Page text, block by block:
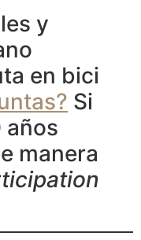
y
en bici
Si
años
manera